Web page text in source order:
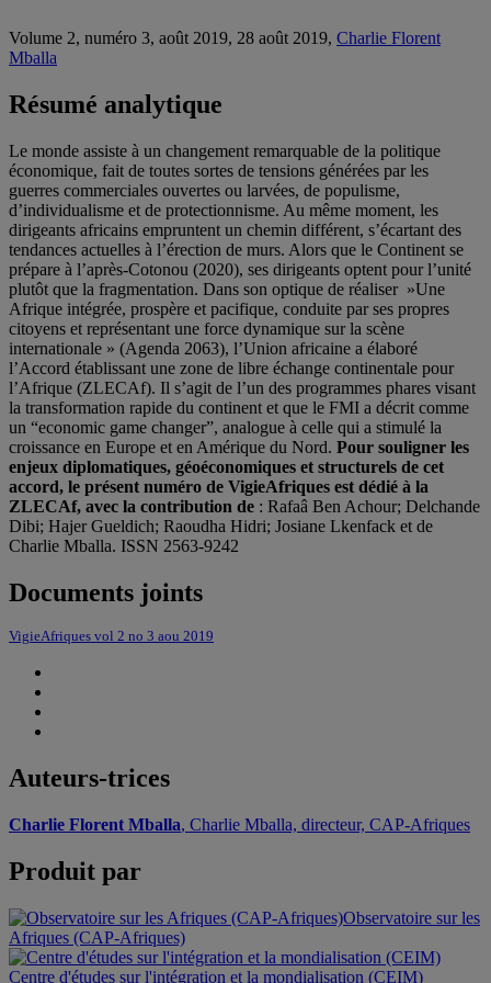
Volume 2, numéro 3, août 2019, 28 août 2019, Charlie Florent
Mballa
Résumé analytique
Le monde assiste à un changement remarquable de la politique
économique, fait de toutes sortes de tensions générées par les
guerres commerciales ouvertes ou larvées, de populisme,
d’individualisme et de protectionnisme. Au même moment, les
dirigeants africains empruntent un chemin différent, s’écartant des
tendances actuelles à l’érection de murs. Alors que le Continent se
prépare à l’après-Cotonou (2020), ses dirigeants optent pour l’unité
plutôt que la fragmentation. Dans son optique de réaliser »Une
Afrique intégrée, prospère et pacifique, conduite par ses propres
citoyens et représentant une force dynamique sur la scène
internationale » (Agenda 2063), l’Union africaine a élaboré
l’Accord établissant une zone de libre échange continentale pour
l’Afrique (ZLECAf). Il s’agit de l’un des programmes phares visant
la transformation rapide du continent et que le FMI a décrit comme
un “economic game changer”, analogue à celle qui a stimulé la
croissance en Europe et en Amérique du Nord. Pour souligner les
enjeux diplomatiques, géoéconomiques et structurels de cet
accord, le présent numéro de VigieAfriques est dédié à la
ZLECAf, avec la contribution de : Rafaâ Ben Achour; Delchande
Dibi; Hajer Gueldich; Raoudha Hidri; Josiane Lkenfack et de
Charlie Mballa. ISSN 2563-9242
Documents joints
VigieAfriques vol 2 no 3 aou 2019
Auteurs-trices
Charlie Florent Mballa, Charlie Mballa, directeur, CAP-Afriques
Produit par
Observatoire sur les
Afriques (CAP-Afriques)
Centre d'études sur l'intégration et la mondialisation (CEIM)